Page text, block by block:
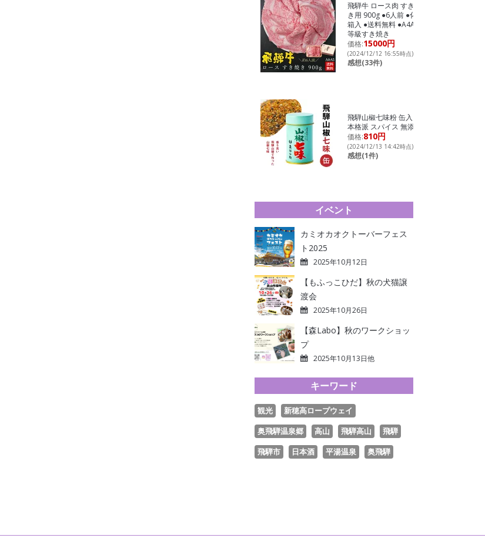
飛騨牛 ロース肉 すき焼
き用 900g ●6人前 ●化粧
箱入 ●送料無料 ●A4A5
等級すき焼き
価格:15000円
(2024/12/12 16:55時点)
感想(33件)
飛騨山椒七味粉 缶入り
本格派 スパイス 無添加
価格:810円
(2024/12/13 14:42時点)
感想(1件)
イベント
カミオカオクトーバーフェス
ト2025
2025年10月12日
【もふっこひだ】秋の犬猫譲
渡会
2025年10月26日
【森Labo】秋のワークショッ
プ
2025年10月13日他
キーワード
観光
新穂高ロープウェイ
奥飛騨温泉郷
高山 飛騨高山
飛騨
飛騨市
日本酒 平湯温泉 奥飛騨